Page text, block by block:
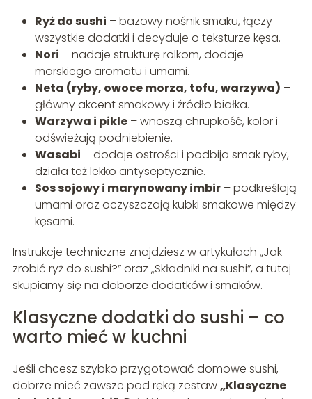
Ryż do sushi – bazowy nośnik smaku, łączy
wszystkie dodatki i decyduje o teksturze kęsa.
Nori – nadaje strukturę rolkom, dodaje
morskiego aromatu i umami.
Neta (ryby, owoce morza, tofu, warzywa) –
główny akcent smakowy i źródło białka.
Warzywa i pikle– wnoszą chrupkość, kolor i
odświeżają podniebienie.
Wasabi – dodaje ostrości i podbija smak ryby,
działa też lekko antyseptycznie.
Sos sojowy i marynowany imbir– podkreślają
umami oraz oczyszczają kubki smakowe między
kęsami.
Instrukcje techniczne znajdziesz w artykułach „Jak
zrobić ryż do sushi?” oraz „Składniki na sushi”, a tutaj
skupiamy się na doborze dodatków i smaków.
Klasyczne dodatki do sushi – co
warto mieć w kuchni
Jeśli chcesz szybko przygotować domowe sushi,
dobrze mieć zawsze pod ręką zestaw„Klasyczne